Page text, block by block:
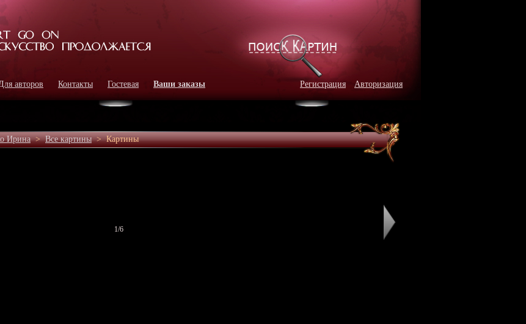
авторов Контакты Гостевая Ваши заказы Регистрация Авторизация
Ирина>Все картины>Картины
1/6